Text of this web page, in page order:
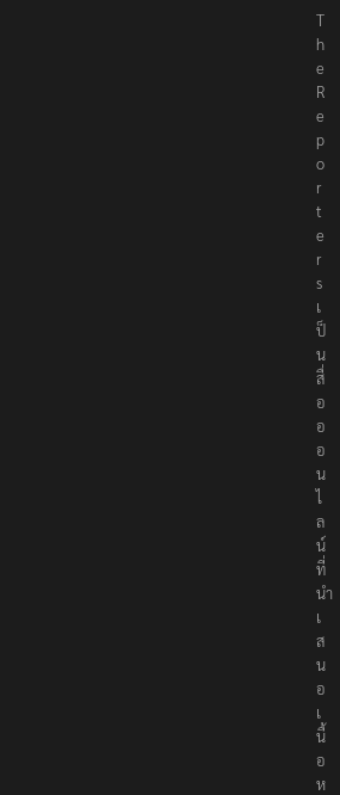
T
h
e
R
e
p
o
r
t
e
r
s
เ
ป็
น
สื่
อ
อ
อ
น
ไ
ล
น์
ที่
นำ
เ
ส
น
อ
เ
นื้
อ
ห